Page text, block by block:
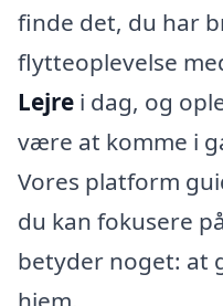
finde det, du har
flytteoplevelse
Lejre i dag, og
være at komme i
Vores platform
du kan fokusere
betyder noget: at